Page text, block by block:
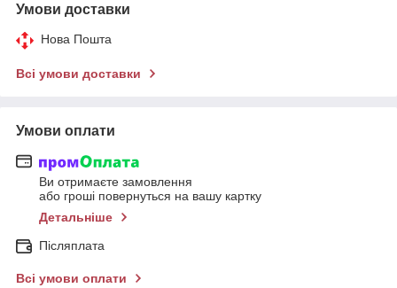
Умови доставки
Нова Пошта
Всі умови доставки
Умови оплати
Ви отримаєте замовлення
або гроші повернуться на вашу картку
Детальніше
Післяплата
Всі умови оплати